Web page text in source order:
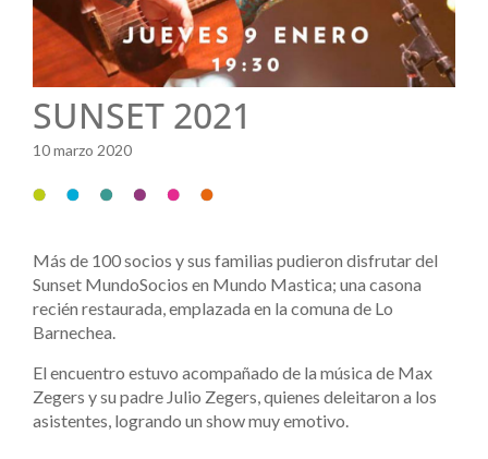
SUNSET 2021
10 marzo 2020
Más de 100 socios y sus familias pudieron disfrutar del
Sunset MundoSocios en Mundo Mastica; una casona
recién restaurada, emplazada en la comuna de Lo
Barnechea.
El encuentro estuvo acompañado de la música de Max
Zegers y su padre Julio Zegers, quienes deleitaron a los
asistentes, logrando un show muy emotivo.